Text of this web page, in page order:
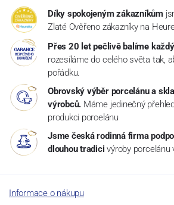
Díky spokojeným zákazníkům
Zlaté Ověřeno zákazníky na
Přes 20 let pečlivě balíme
rozesíláme do celého světa tak,
pořádku.
Obrovský výběr porcelánu a
výrobců. Máme jedinečný
produkci porcelánu
Jsme česká rodinná firma
dlouhou tradici výroby porcelánu
Informace o nákupu